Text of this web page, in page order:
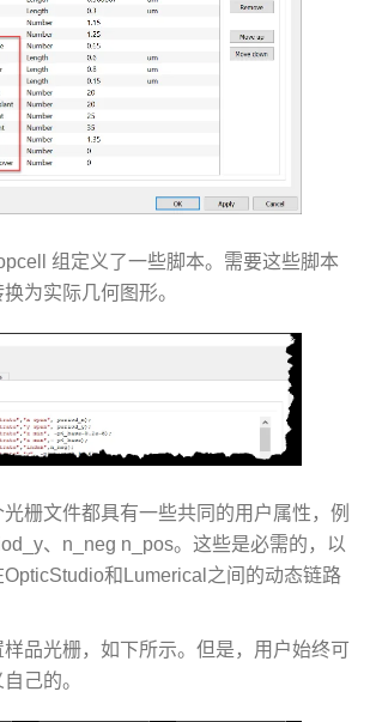
组定义了一些脚本。需要这些脚本
为实际几何图形。
栅文件都具有一些共同的用户属性，例
、n_neg n_pos。这些是必需的，以
和Lumerical之间的动态链路
品光栅，如下所示。但是，用户始终可
己的。